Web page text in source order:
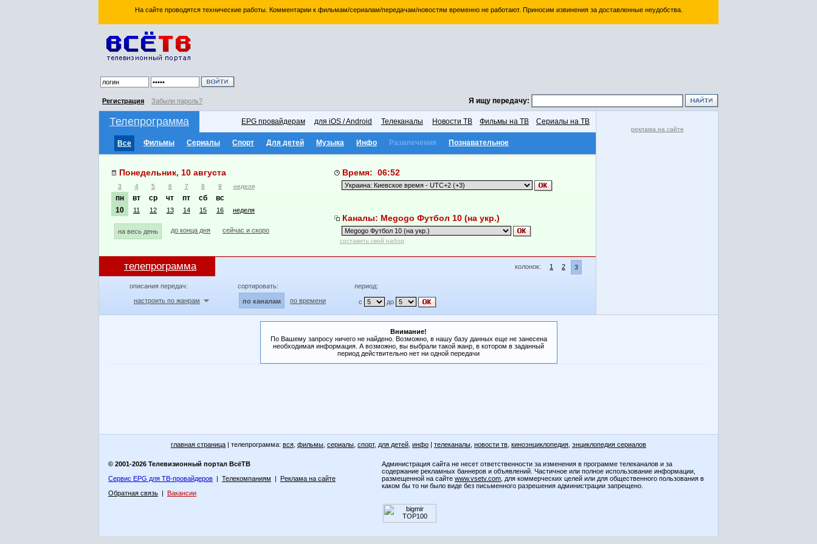
На сайте проводятся технические работы. Комментарии к фильмам/сериалам/передачам/новостям временно не работают. Приносим извинения за доставленные неудобства.
Регистрация Забыли пароль? Я ищу передачу:
Телепрограмма EPG провайдерам для iOS / Android Телеканалы Новости ТВ Фильмы на ТВ Сериалы на ТВ
Все Фильмы Сериалы Спорт Для детей Музыка Инфо Развлечения Познавательное
Понедельник, 10 августа
3 4 5 6 7 8 9 неделя
пн вт ср чт пт сб
вс
10
11 12 13 14 15 16 неделя
на весь день до конца дня сейчас и скоро
Время: 06:52
Каналы: Megogo Футбол 10 (на укр.)
составить свой набор
телепрограмма колонок: 1 2 3
описания передач:
настроить по жанрам
сортировать:
по каналам по времени
период:
с до
реклама на сайте
Внимание!
По Вашему запросу ничего не найдено. Возможно, в нашу базу данных еще не занесена
необходимая информация. А возможно, вы выбрали такой жанр, в котором в заданный
период действительно нет ни одной передачи
главная страница | телепрограмма: вся фильмы сериалы спорт, для детей инфо | телеканалы новости тв киноэнциклопедия энциклопедия сериалов
© 2001-2026 Телевизионный портал ВсёТВ
Сервис EPG для ТВ-провайдеров | Телекомпаниям | Реклама на сайте
Обратная связь | Вакансии
Администрация сайта не несет ответственности за изменения в программе телеканалов и за
содержание рекламных баннеров и объявлений. Частичное или полное использование информации,
размещенной на сайте www.vsetv.com , для коммерческих целей или для общественного пользования в
каком бы то ни было виде без письменного разрешения администрации запрещено.